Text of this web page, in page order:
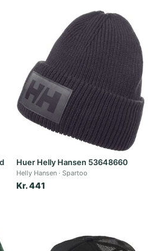
Huer Helly Hansen 53648660
Helly Hansen Spartoo
Kr. 441